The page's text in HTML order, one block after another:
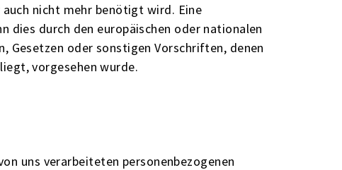
nicht mehr benötigt wird. Eine
dies durch den europäischen oder nationalen
Gesetzen oder sonstigen Vorschriften, denen
vorgesehen wurde.
uns verarbeiteten personenbezogenen